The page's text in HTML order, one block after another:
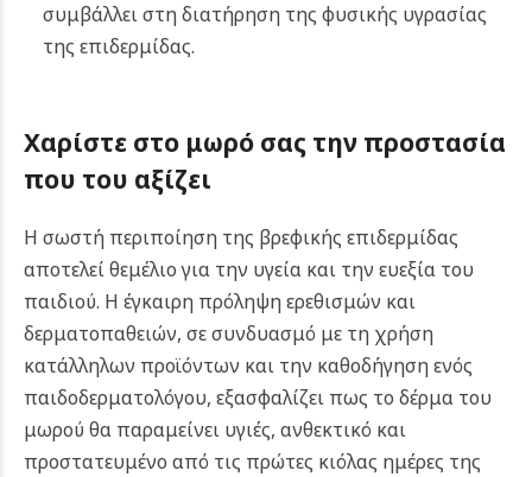
συμβάλλει στη διατήρηση της φυσικής υγρασίας
της επιδερμίδας.
Χαρίστε στο μωρό σας την προστασία
που του αξίζει
Η σωστή περιποίηση της βρεφικής επιδερμίδας
αποτελεί θεμέλιο για την υγεία και την ευεξία του
παιδιού. Η έγκαιρη πρόληψη ερεθισμών και
δερματοπαθειών, σε συνδυασμό με τη χρήση
κατάλληλων προϊόντων και την καθοδήγηση ενός
παιδοδερματολόγου, εξασφαλίζει πως το δέρμα του
μωρού θα παραμείνει υγιές, ανθεκτικό και
προστατευμένο από τις πρώτες κιόλας ημέρες της